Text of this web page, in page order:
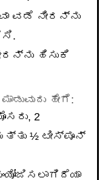
ವಡೆ ನೀರನ್ನು
ಹಿಸುಕಿ
ಹೇಗೆ:
2
½ ಟೀಸ್ಪೂನ್